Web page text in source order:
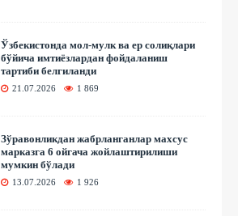
Ўзбекистонда мол-мулк ва ер солиқлари
бўйича имтиёзлардан фойдаланиш
тартиби белгиланди
21.07.2026 1 869
Зўравонликдан жабрланганлар махсус
марказга 6 ойгача жойлаштирилиши
мумкин бўлади
13.07.2026 1 926